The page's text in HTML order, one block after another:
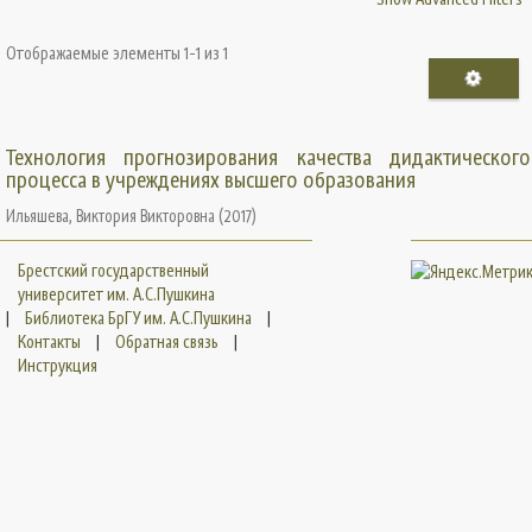
Отображаемые элементы 1-1 из 1
Технология прогнозирования качества дидактического
процесса в учреждениях высшего образования
Ильяшева, Виктория Викторовна (2017)
Брестский государственный
университет им. А.С.Пушкина
|
Библиотека БрГУ им. А.С.Пушкина
|
Контакты
| Обратная связь
|
Инструкция